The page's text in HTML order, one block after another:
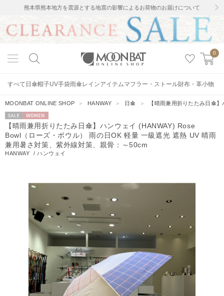
熊本県熊本地方を震源とする地震の影響によるお荷物のお届けについて
0
すべて 日傘帽子UV手袋雨傘レインアイテムマフラー・ストール財布・革小物
MOONBAT ONLINE SHOP ＞ HANWAY ＞ 日傘 ＞ 【晴雨兼用折りたたみ日傘
セー
ル
WOMEN
【晴雨兼用折りたたみ日傘】ハンウェイ (HANWAY) Rose
Bowl（ローズ・ボウル） 雨の日OK 軽量 一級遮光 遮熱 UV 晴雨
兼用暑さ対策、紫外線対策、親骨：～50cm
HANWAY /ハンウェイ